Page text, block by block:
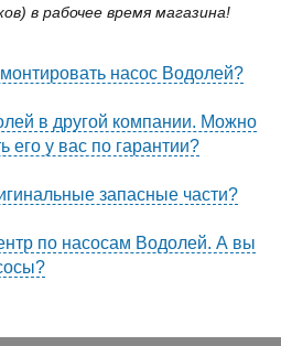
в рабочее время магазина!
насос Водолей?
в другой компании. Можно
его у вас по гарантии?
запасные части?
по насосам Водолей. А вы